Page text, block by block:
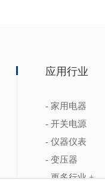
应用行业
- 家用电器
- 开关电源
- 仪器仪表
- 变压器
- 更多行业 +